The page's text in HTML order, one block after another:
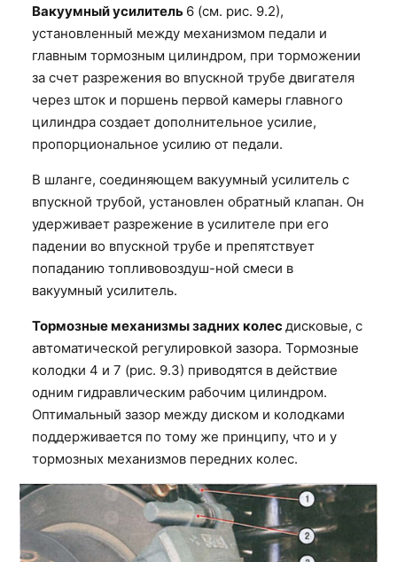
Вакуумный усилитель 6 (см. рис. 9.2),
установленный между механизмом педали и
главным тормозным цилиндром, при торможении
за счет разрежения во впускной трубе двигателя
через шток и поршень первой камеры главного
цилиндра создает дополнительное усилие,
пропорциональное усилию от педали.
В шланге, соединяющем вакуумный усилитель с
впускной трубой, установлен обратный клапан. Он
удерживает разрежение в усилителе при его
падении во впускной трубе и препятствует
попаданию топливовоздуш-ной смеси в
вакуумный усилитель.
Тормозные механизмы задних колесдисковые, с
автоматической регулировкой зазора. Тормозные
колодки 4 и 7 (рис. 9.3) приводятся в действие
одним гидравлическим рабочим цилиндром.
Оптимальный зазор между диском и колодками
поддерживается по тому же принципу, что и у
тормозных механизмов передних колес.